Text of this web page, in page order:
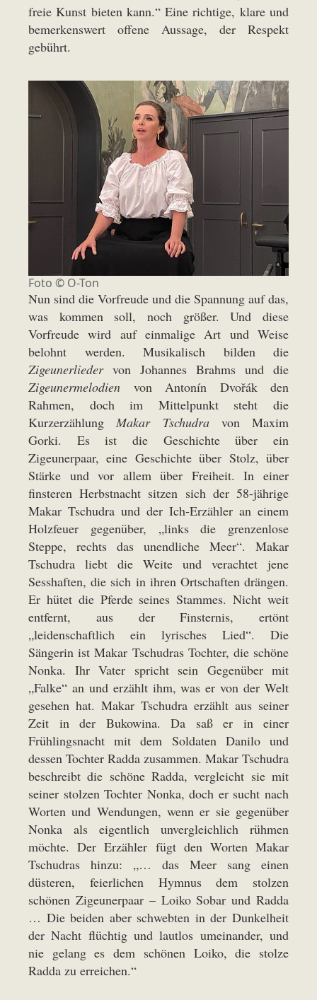
freie Kunst bieten kann.“ Eine richtige, klare und
bemerkenswert offene Aussage, der Respekt
gebührt.
Foto © O-Ton
Nun sind die Vorfreude und die Spannung auf das,
was kommen soll, noch größer. Und diese
Vorfreude wird auf einmalige Art und Weise
belohnt werden. Musikalisch bilden die
Zigeunerliedervon Johannes Brahms und die
Zigeunermelodien von Antonín Dvořák den
Rahmen, doch im Mittelpunkt steht die
KurzerzählungMakar Tschudravon Maxim
Gorki. Es ist die Geschichte über ein
Zigeunerpaar, eine Geschichte über Stolz, über
Stärke und vor allem über Freiheit. In einer
finsteren Herbstnacht sitzen sich der 58-jährige
Makar Tschudra und der Ich-Erzähler an einem
Holzfeuer gegenüber, „links die grenzenlose
Steppe, rechts das unendliche Meer“. Makar
Tschudra liebt die Weite und verachtet jene
Sesshaften, die sich in ihren Ortschaften drängen.
Er hütet die Pferde seines Stammes. Nicht weit
entfernt, aus der Finsternis, ertönt
„leidenschaftlich ein lyrisches Lied“. Die
Sängerin ist Makar Tschudras Tochter, die schöne
Nonka. Ihr Vater spricht sein Gegenüber mit
„Falke“ an und erzählt ihm, was er von der Welt
gesehen hat. Makar Tschudra erzählt aus seiner
Zeit in der Bukowina. Da saß er in einer
Frühlingsnacht mit dem Soldaten Danilo und
dessen Tochter Radda zusammen. Makar Tschudra
beschreibt die schöne Radda, vergleicht sie mit
seiner stolzen Tochter Nonka, doch er sucht nach
Worten und Wendungen, wenn er sie gegenüber
Nonka als eigentlich unvergleichlich rühmen
möchte. Der Erzähler fügt den Worten Makar
Tschudras hinzu: „… das Meer sang einen
düsteren, feierlichen Hymnus dem stolzen
schönen Zigeunerpaar – Loiko Sobar und Radda
… Die beiden aber schwebten in der Dunkelheit
der Nacht flüchtig und lautlos umeinander, und
nie gelang es dem schönen Loiko, die stolze
Radda zu erreichen.“